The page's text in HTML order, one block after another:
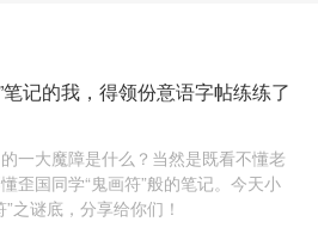
记的我，得领份意语字帖练练了
一大魔障是什么？当然是既看不懂老
歪国同学“鬼画符”般的笔记。今天小
之谜底，分享给你们！